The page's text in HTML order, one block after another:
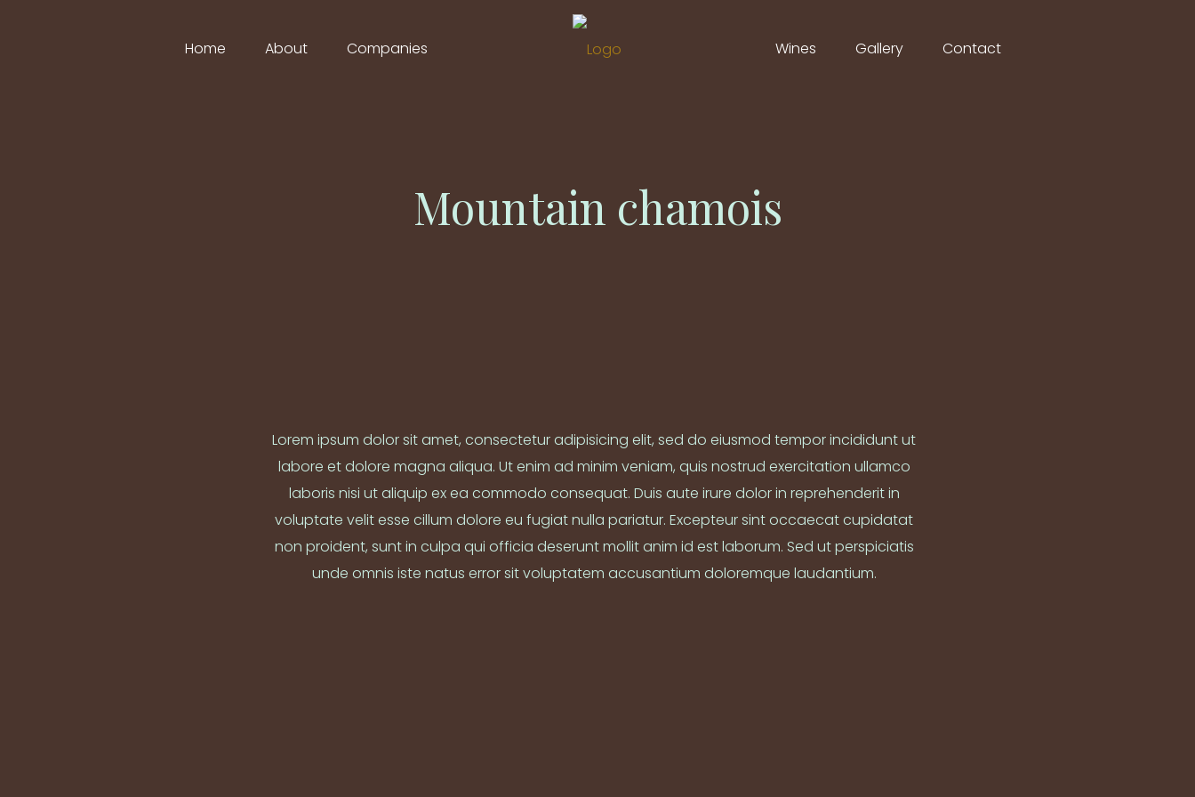
Home About Companies Wines Gallery Contact
Mountain chamois
Lorem ipsum dolor sit amet, consectetur adipisicing elit, sed do eiusmod tempor incididunt ut
labore et dolore magna aliqua. Ut enim ad minim veniam, quis nostrud exercitation ullamco
laboris nisi ut aliquip ex ea commodo consequat. Duis aute irure dolor in reprehenderit in
voluptate velit esse cillum dolore eu fugiat nulla pariatur. Excepteur sint occaecat cupidatat
non proident, sunt in culpa qui officia deserunt mollit anim id est laborum. Sed ut perspiciatis
unde omnis iste natus error sit voluptatem accusantium doloremque laudantium.